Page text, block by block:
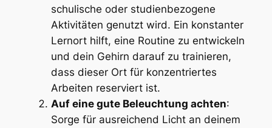
schulische oder studienbezogene
Aktivitäten genutzt wird. Ein konstanter
Lernort hilft, eine Routine zu entwickeln
und dein Gehirn darauf zu trainieren,
dass dieser Ort für konzentriertes
Arbeiten reserviert ist.
Auf eine gute Beleuchtung achten:
Sorge für ausreichend Licht an deinem